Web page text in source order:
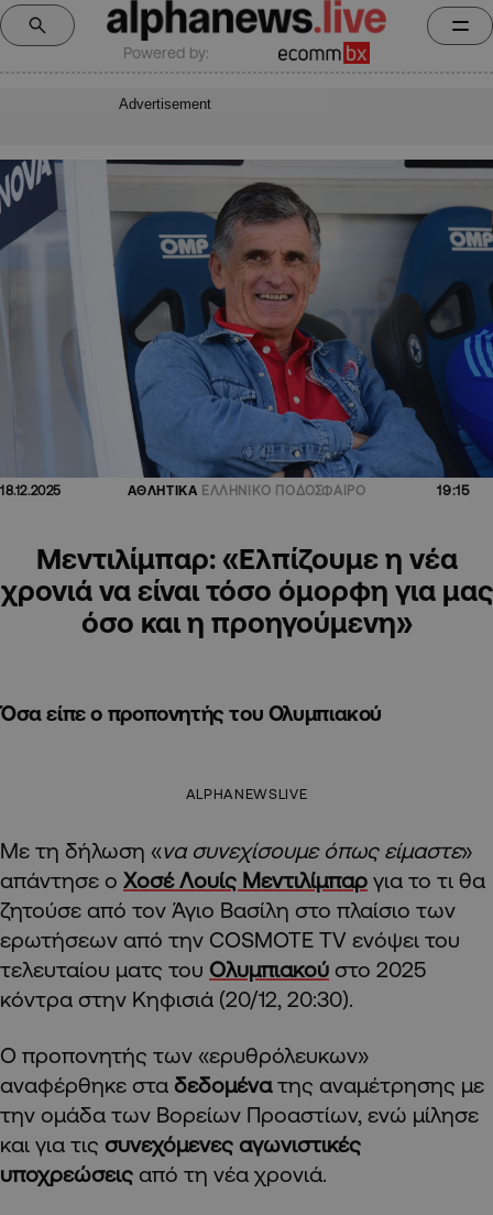
Powered by:
Advertisement
18.12.2025 ΑΘΛΗΤΙΚΑ ΕΛΛΗΝΙΚΟ ΠΟΔΟΣΦΑΙΡΟ 19:15
Μεντιλίμπαρ: «Ελπίζουμε η νέα
χρονιά να είναι τόσο όμορφη για μας
όσο και η προηγούμενη»
Όσα είπε ο προπονητής του Ολυμπιακού
ALPHANEWSLIVE
Με τη δήλωση «να συνεχίσουμε όπως είμαστε»
απάντησε ο Χοσέ Λουίς Μεντιλίμπαρ για το τι θα
ζητούσε από τον Άγιο Βασίλη στο πλαίσιο των
ερωτήσεων από την COSMOTE TV ενόψει του
τελευταίου ματς του Ολυμπιακού στο 2025
κόντρα στην Κηφισιά (20/12, 20:30).
Ο προπονητής των «ερυθρόλευκων»
αναφέρθηκε στα δεδομένατης αναμέτρησης με
την ομάδα των Βορείων Προαστίων, ενώ μίλησε
και για τις συνεχόμενες αγωνιστικές
υποχρεώσεις από τη νέα χρονιά.